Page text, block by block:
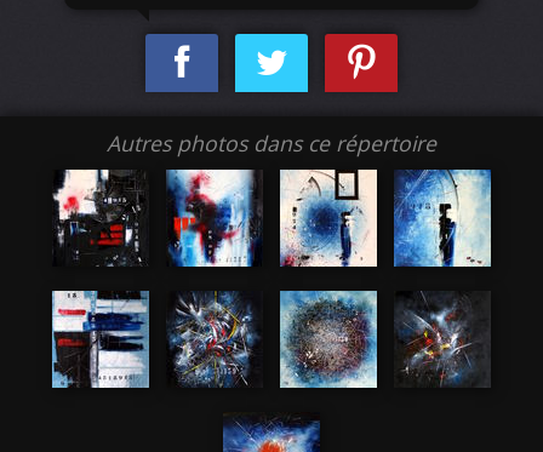
Autres photos dans ce répertoire